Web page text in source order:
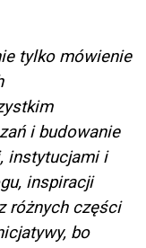
tylko mówienie
i budowanie
instytucjami i
inspiracji
różnych części
bo